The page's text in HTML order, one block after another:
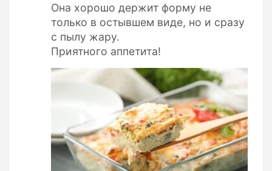
Она хорошо держит форму не
только в остывшем виде, но и сразу
с пылу жару.
Приятного аппетита!